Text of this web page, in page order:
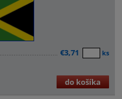
€3,71 ks
do košíka